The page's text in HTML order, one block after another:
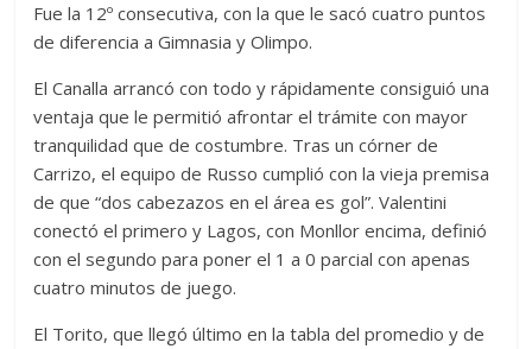
Fue la 12º consecutiva, con la que le sacó cuatro puntos
de diferencia a Gimnasia y Olimpo.
El Canalla arrancó con todo y rápidamente consiguió una
ventaja que le permitió afrontar el trámite con mayor
tranquilidad que de costumbre. Tras un córner de
Carrizo, el equipo de Russo cumplió con la vieja premisa
de que “dos cabezazos en el área es gol”. Valentini
conectó el primero y Lagos, con Monllor encima, definió
con el segundo para poner el 1 a 0 parcial con apenas
cuatro minutos de juego.
El Torito, que llegó último en la tabla del promedio y de